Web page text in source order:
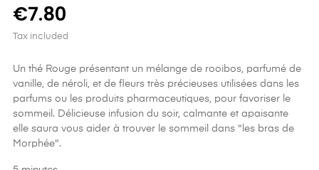
€7.80
Tax included
Un thé Rouge présentant un mélange de rooibos, parfumé de
vanille, de néroli, et de fleurs très précieuses utilisées dans les
parfums ou les produits pharmaceutiques, pour favoriser le
sommeil. Délicieuse infusion du soir, calmante et apaisante
elle saura vous aider à trouver le sommeil dans "les bras de
Morphée".